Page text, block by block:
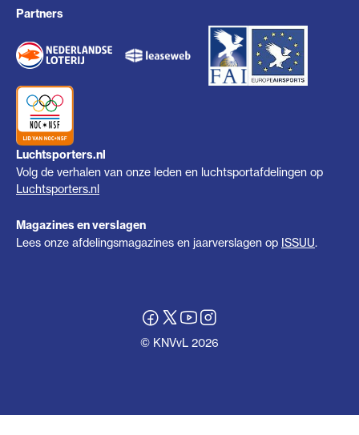
Partners
Luchtsporters.nl
Volg de verhalen van onze leden en luchtsportafdelingen op
Luchtsporters.nl
Magazines en verslagen
Lees onze afdelingsmagazines en jaarverslagen op ISSUU.
© KNVvL 2026